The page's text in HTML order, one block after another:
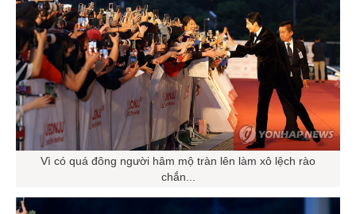
Vì có quá đông người hâm mộ tràn lên làm xô lệch rào
chắn...